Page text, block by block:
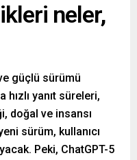
neler,
güçlü sürümü
hızlı yanıt süreleri,
doğal ve insansı
sürüm, kullanıcı
Peki, ChatGPT-5